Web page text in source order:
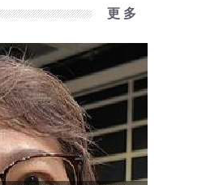
更 多